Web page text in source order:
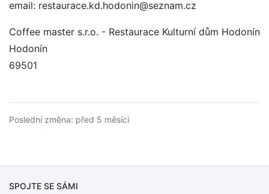
email: restaurace.kd.hodonin@seznam.cz
Coffee master s.r.o. - Restaurace Kulturní dům Hodonín
Hodonín
69501
Poslední změna: před 5 měsíci
SPOJTE SE SÁMI